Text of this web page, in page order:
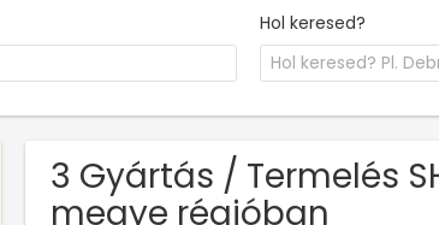
Hol keresed?
3 Gyártás / Termelés
megye régióban